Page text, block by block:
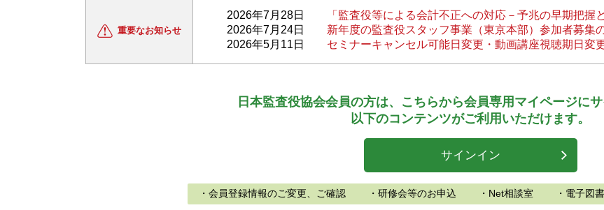
重要なお知らせ
2026年7月28日
「監査役等による会計不正への対応－予兆の早期把握
2026年7月24日
新年度の監査役スタッフ事業（東京本部）参加者募集
2026年5月11日
セミナーキャンセル可能日変更・動画講座視聴期日変
日本監査役協会会員の方は、 こちらから会員専用マイページにサ
以下のコンテンツがご利用いただけます。
サインイン
・会員登録情報のご変更、ご確認 ・研修会等のお申込 ・Net相談室 ・電子図